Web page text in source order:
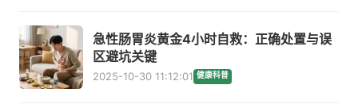
急性肠胃炎黄金4小时自救：正确处置与误
区避坑关键
2025-10-30 11:12:01 健康科普